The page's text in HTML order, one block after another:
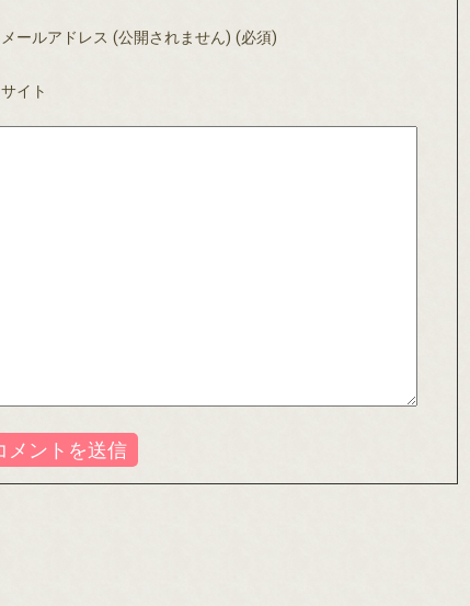
メールアドレス (公開されません) (必須)
サイト